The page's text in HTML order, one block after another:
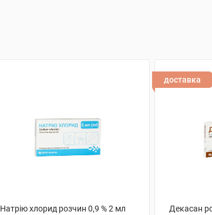
Натрію хлорид розчин 0,9 % 2 мл
доставка
Декасан